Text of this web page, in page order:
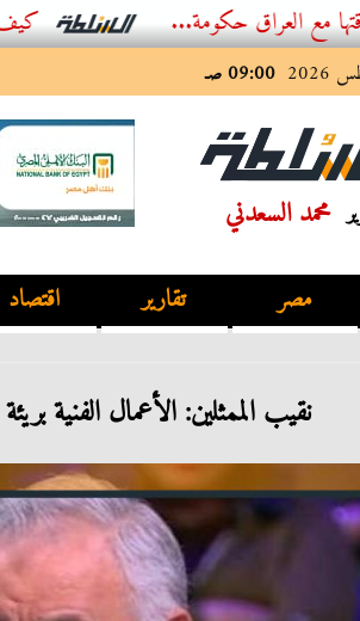
حكومة... كيف تحمي
09:00 صـ
محمد السعدني
مصر تقارير اقتصاد
نقيب الممثلين: الأعمال الفنية